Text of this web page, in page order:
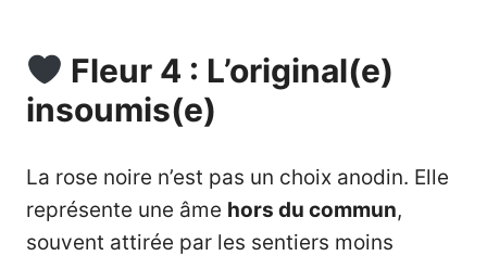
Fleur 4 : L’original(e)
insoumis(e)
La rose noire n’est pas un choix anodin. Elle
représente une âme hors du commun,
souvent attirée par les sentiers moins